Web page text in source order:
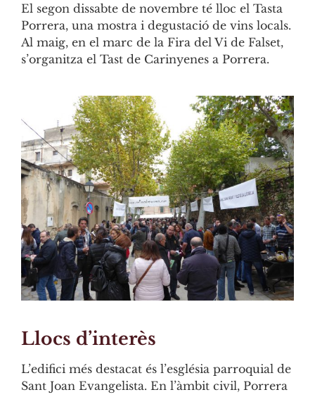
El segon dissabte de novembre té lloc el Tasta
Porrera, una mostra i degustació de vins locals.
Al maig, en el marc de la Fira del Vi de Falset,
s’organitza el Tast de Carinyenes a Porrera.
Llocs d’interès
L’edifici més destacat és l’església parroquial de
Sant Joan Evangelista. En l’àmbit civil, Porrera